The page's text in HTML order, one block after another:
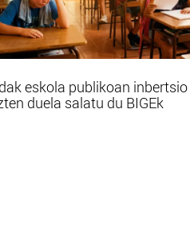
eskola publikoan
duela salatu du BIGEk